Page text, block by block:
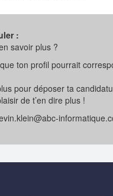
:
savoir plus ?
ton profil pourrait
pour déposer ta
de t’en dire plus !